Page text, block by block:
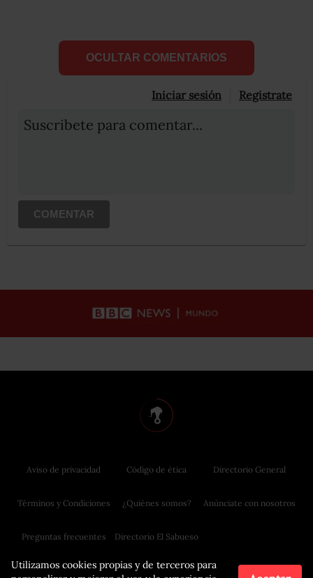
OCULTAR COMENTARIOS
Iniciar sesión Registrate
Suscribete para comentar...
COMENTAR
Utilizamos cookies propias y de terceros para
Aviso de privacidad
Términos y Condiciones
Preguntas frecuentes
Código de ética
¿Quiénes somos?
Directorio El Sabueso
Directorio General
Anúnciate con nosotros